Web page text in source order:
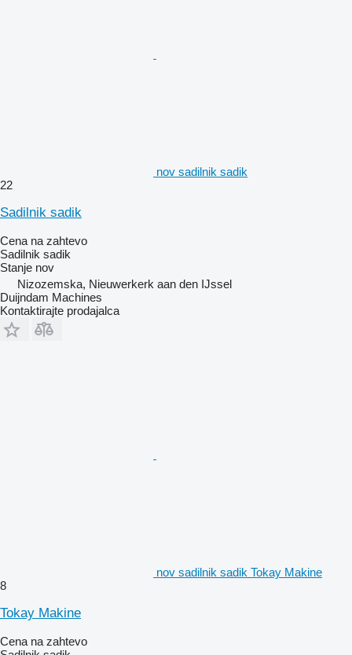
nov sadilnik sadik
22
Sadilnik sadik
Cena na zahtevo
Sadilnik sadik
Stanje nov
Nizozemska, Nieuwerkerk aan den IJssel
Duijndam Machines
Kontaktirajte prodajalca
nov sadilnik sadik Tokay Makine
8
Tokay Makine
Cena na zahtevo